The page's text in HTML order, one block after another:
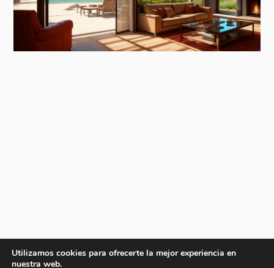
Utilizamos cookies para ofrecerte la mejor experiencia en
nuestra web.